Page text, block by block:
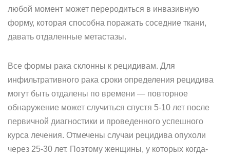
любой момент может переродиться в инвазивную
форму, которая способна поражать соседние ткани,
давать отдаленные метастазы.
Все формы рака склонны к рецидивам. Для
инфильтративного рака сроки определения рецидива
могут быть отдалены по времени — повторное
обнаружение может случиться спустя 5-10 лет после
первичной диагностики и проведенного успешного
курса лечения. Отмечены случаи рецидива опухоли
через 25-30 лет. Поэтому женщины, у которых когда-